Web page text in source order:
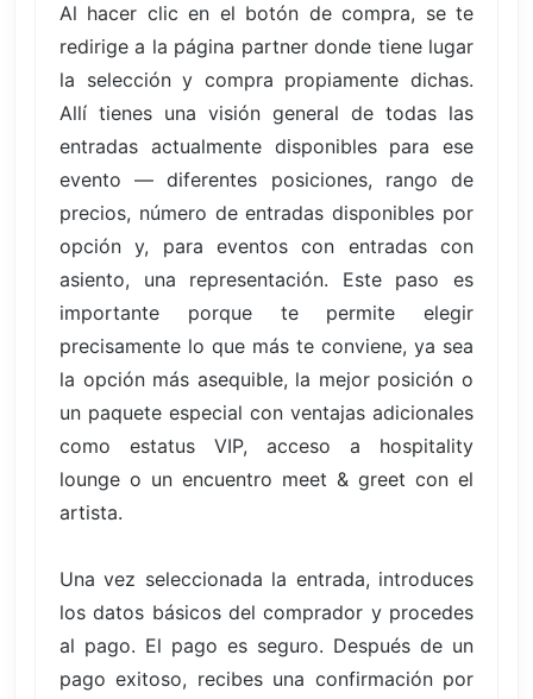
Al hacer clic en el botón de compra, se te
redirige a la página partner donde tiene lugar
la selección y compra propiamente dichas.
Allí tienes una visión general de todas las
entradas actualmente disponibles para ese
evento — diferentes posiciones, rango de
precios, número de entradas disponibles por
opción y, para eventos con entradas con
asiento, una representación. Este paso es
importante porque te permite elegir
precisamente lo que más te conviene, ya sea
la opción más asequible, la mejor posición o
un paquete especial con ventajas adicionales
como estatus VIP, acceso a hospitality
lounge o un encuentro meet & greet con el
artista.
Una vez seleccionada la entrada, introduces
los datos básicos del comprador y procedes
al pago. El pago es seguro. Después de un
pago exitoso, recibes una confirmación por